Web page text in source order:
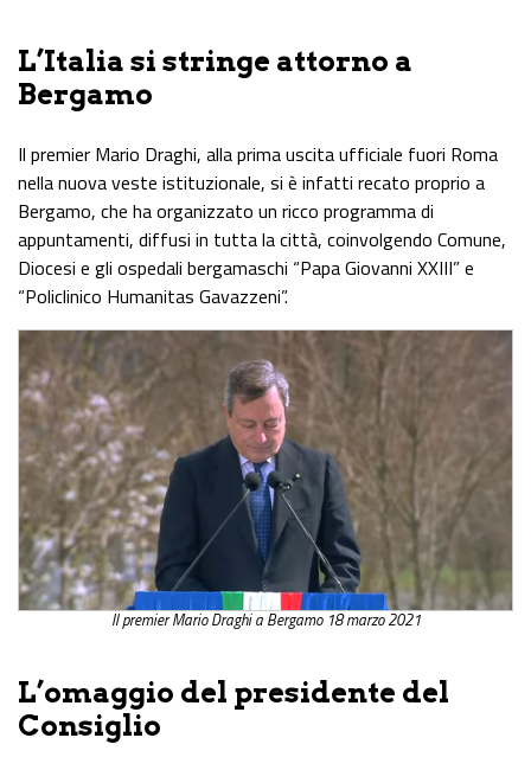
L’Italia si stringe attorno a
Bergamo
Il premier Mario Draghi, alla prima uscita ufficiale fuori Roma
nella nuova veste istituzionale, si è infatti recato proprio a
Bergamo, che ha organizzato un ricco programma di
appuntamenti, diffusi in tutta la città, coinvolgendo Comune,
Diocesi e gli ospedali bergamaschi “Papa Giovanni XXIII” e
“Policlinico Humanitas Gavazzeni”.
Il premier Mario Draghi a Bergamo 18 marzo 2021
L’omaggio del presidente del
Consiglio